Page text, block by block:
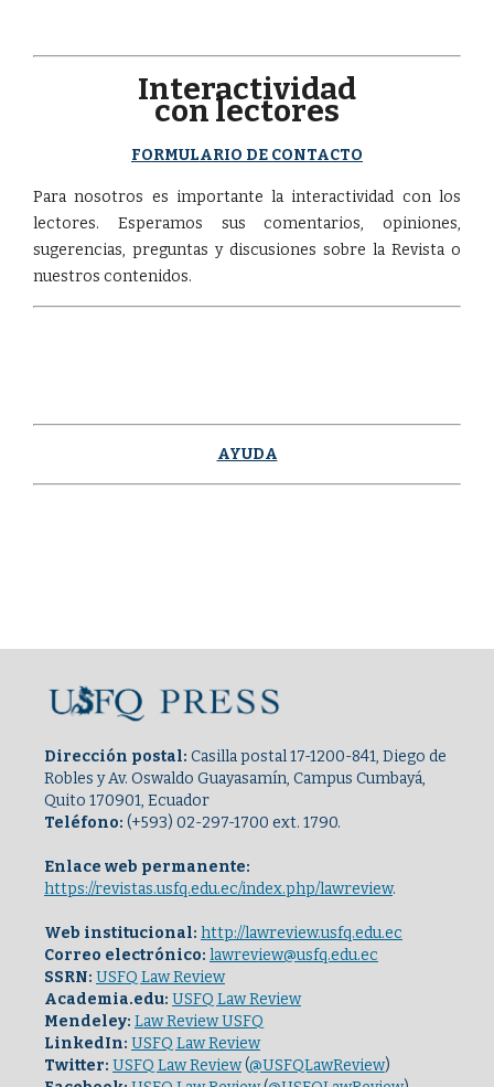
Interactividad
con lectores
FORMULARIO DE CONTACTO
Para nosotros es importante la interactividad con los
lectores. Esperamos sus comentarios, opiniones,
sugerencias, preguntas y discusiones sobre la Revista o
nuestros contenidos.
AYUDA
Dirección postal: Casilla postal 17-1200-841, Diego de
Robles y Av. Oswaldo Guayasamín, Campus Cumbayá,
Quito 170901, Ecuador
Teléfono: (+593) 02-297-1700 ext. 1790.
Enlace web permanente:
https://revistas.usfq.edu.ec/index.php/lawreview.
Web institucional: http://lawreview.usfq.edu.ec
Correo electrónico: lawreview@usfq.edu.ec
SSRN: USFQ Law Review
Academia.edu: USFQ Law Review
Mendeley: Law Review USFQ
LinkedIn: USFQ Law Review
Twitter: USFQ Law Review(@USFQLawReview)